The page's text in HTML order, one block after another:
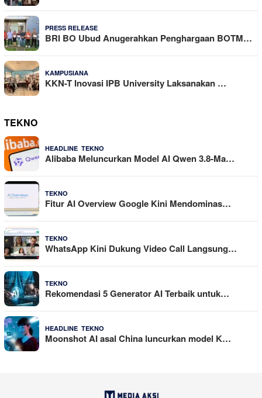
PRESS RELEASE
BRI BO Ubud Anugerahkan Penghargaan BOTM…
KAMPUSIANA
KKN-T Inovasi IPB University Laksanakan …
TEKNO
HEADLINE TEKNO
Alibaba Meluncurkan Model AI Qwen 3.8-Ma…
TEKNO
Fitur AI Overview Google Kini Mendominas…
TEKNO
WhatsApp Kini Dukung Video Call Langsung…
TEKNO
Rekomendasi 5 Generator AI Terbaik untuk…
HEADLINE TEKNO
Moonshot AI asal China luncurkan model K…